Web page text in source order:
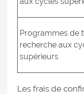
Programmes de
recherche aux
supérieurs
Les frais de